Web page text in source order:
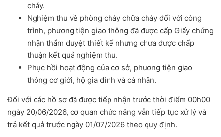
cháy.
Nghiệm thu về phòng cháy chữa cháy đối với công
trình, phương tiện giao thông đã được cấp Giấy chứng
nhận thẩm duyệt thiết kế nhưng chưa được chấp
thuận kết quả nghiệm thu.
Phục hồi hoạt động của cơ sở, phương tiện giao
thông cơ giới, hộ gia đình và cá nhân.
Đối với các hồ sơ đã được tiếp nhận trước thời điểm 00h00
ngày 20/06/2026, cơ quan chức năng vẫn tiếp tục xử lý và
trả kết quả trước ngày 01/07/2026 theo quy định.